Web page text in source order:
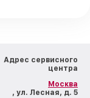
Адрес сервисного
центра
Москва
, ул. Лесная, д. 5